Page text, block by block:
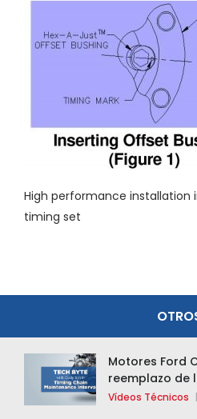
High performance installation
timing set
Motores Ford
reemplazo de
distribución de
Vídeos Técnicos |